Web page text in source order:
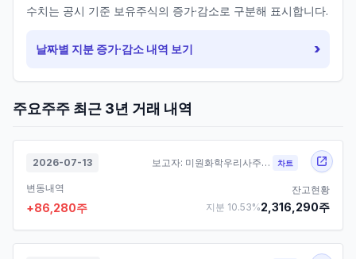
수치는 공시 기준 보유주식의 증가·감소로 구분해 표시합니다.
날짜별 지분 증가·감소 내역 보기 ›
주요주주 최근 3년 거래 내역
2026-07-13 보고자: 미원화학우리사주조합 차트
변동내역
+86,280주
잔고현황
지분 10.53%2,316,290주